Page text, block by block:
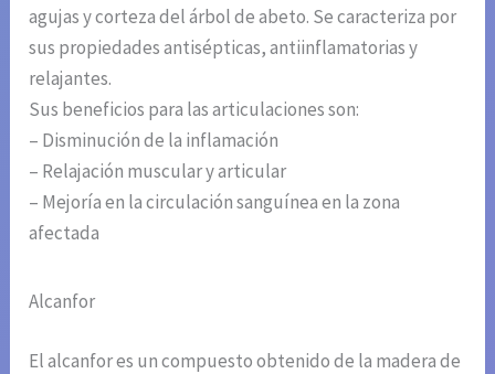
agujas y corteza del árbol de abeto. Se caracteriza por
sus propiedades antisépticas, antiinflamatorias y
relajantes.
Sus beneficios para las articulaciones son:
– Disminución de la inflamación
– Relajación muscular y articular
– Mejoría en la circulación sanguínea en la zona
afectada
Alcanfor
El alcanfor es un compuesto obtenido de la madera de